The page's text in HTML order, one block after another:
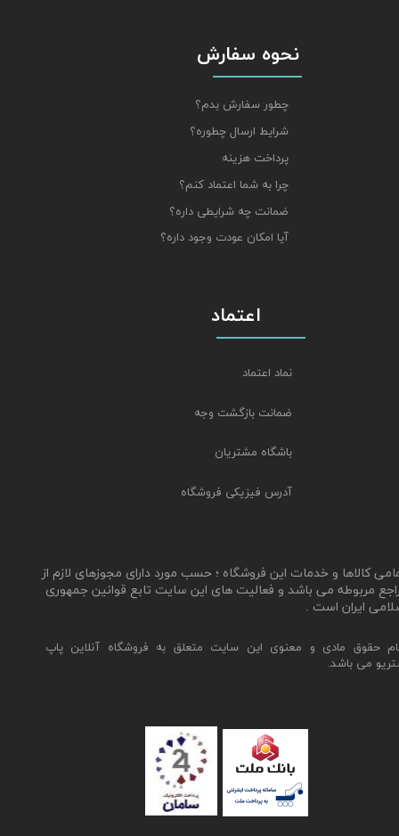
نحوه سفارش
چطور سفارش بدم؟
شرایط ارسال چطوره؟
پرداخت هزینه
چرا به شما اعتماد کنم؟
ضمانت چه شرایطی داره؟
آیا امکان عودت وجود داره؟
حقوق مادی و معنوی این سایت متعلق به فروشگاه آنلاین پاپ
می باشد.
اعتماد
نماد اعتماد
ضمانت بازگشت وجه
باشگاه مشتریان
آدرس فیزیکی فروشگاه
کالاها و خدمات این فروشگاه ؛ حسب مورد دارای مجوزهای لازم از
مربوطه می باشد و فعالیت های این سایت تابع قوانین جمهوری
ایران است .